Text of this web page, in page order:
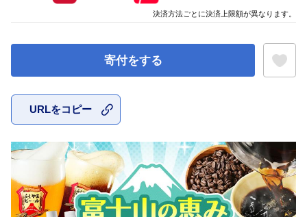
寄付をする
URLをコピー
決済方法ごとに決済上限額が異なります。